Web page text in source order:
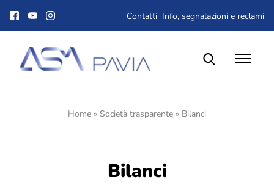
Qualità, ambiente e sicurezza
Contatti Info, segnalazioni e reclami
Home » Società trasparente » Bilanci
Bilanci